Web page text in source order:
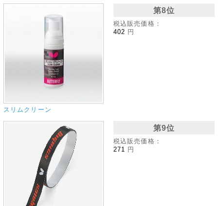
第8位
税込販売価格：
402 円
スリムクリーン
第9位
税込販売価格：
271 円